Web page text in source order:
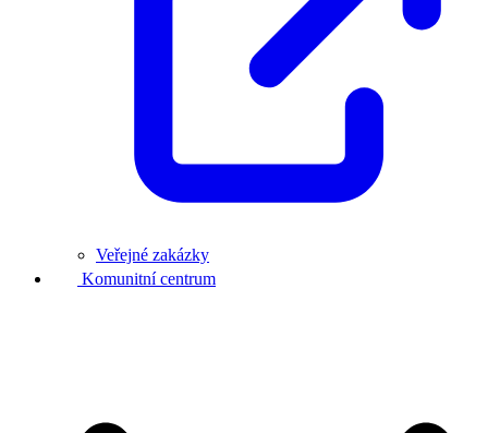
Veřejné zakázky
Komunitní centrum